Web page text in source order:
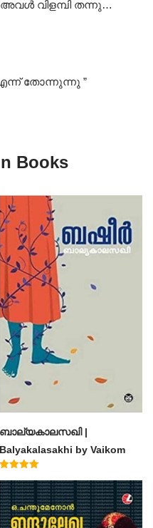
വിളമ്പി തന്നു…
തോന്നുന്നു ”
Books
ബാല്യകാലസഖി |
Balyakalasakhi by Vaikom
Muhammad Basheer
4.60
out of 5